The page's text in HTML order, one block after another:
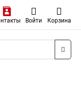
Войти Корзина